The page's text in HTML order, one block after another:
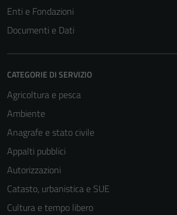
Enti e Fondazioni
Documenti e Dati
CATEGORIE DI SERVIZIO
Agricoltura e pesca
Ambiente
Anagrafe e stato civile
Appalti pubblici
Autorizzazioni
Catasto, urbanistica e SUE
Cultura e tempo libero